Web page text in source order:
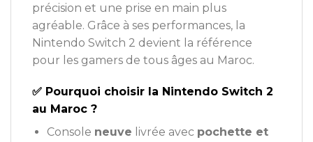
précision et une prise en main plus
agréable. Grâce à ses performances, la
Nintendo Switch 2 devient la référence
pour les gamers de tous âges au Maroc.
✅ Pourquoi choisir la Nintendo Switch 2
au Maroc ?
Console neuve livrée avec pochette et